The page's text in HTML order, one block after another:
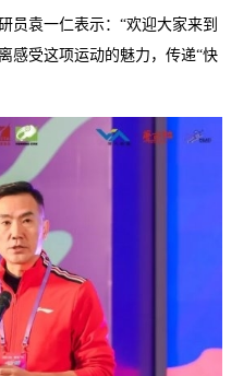
员袁一仁表示：“欢迎大家来到
感受这项运动的魅力，传递“快